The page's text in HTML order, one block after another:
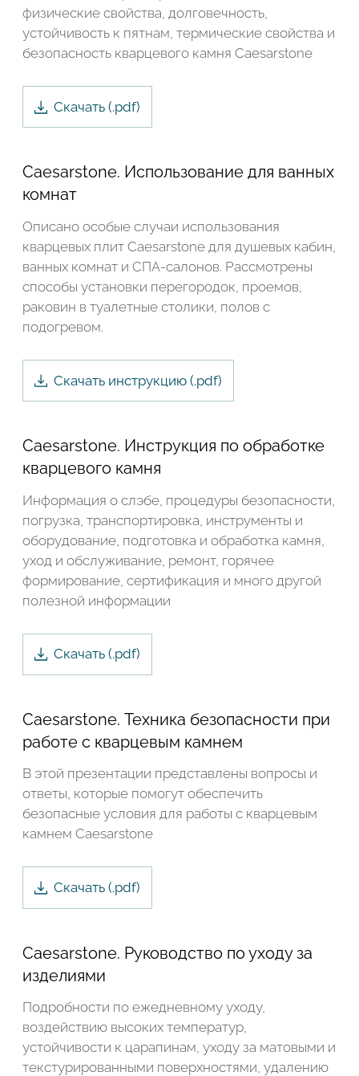
физические свойства, долговечность,
устойчивость к пятнам, термические свойства и
безопасность кварцевого камня Caesarstone
Скачать (.pdf)
Caesarstone. Использование для ванных
комнат
Описано особые случаи использования
кварцевых плит Caesarstone для душевых кабин,
ванных комнат и СПА-салонов. Рассмотрены
способы установки перегородок, проемов,
раковин в туалетные столики, полов с
подогревом.
Скачать инструкцию (.pdf)
Caesarstone. Инструкция по обработке
кварцевого камня
Информация о слэбе, процедуры безопасности,
погрузка, транспортировка, инструменты и
оборудование, подготовка и обработка камня,
уход и обслуживание, ремонт, горячее
формирование, сертификация и много другой
полезной информации
Скачать (.pdf)
Caesarstone. Техника безопасности при
работе с кварцевым камнем
В этой презентации представлены вопросы и
ответы, которые помогут обеспечить
безопасные условия для работы с кварцевым
камнем Caesarstone
Скачать (.pdf)
Caesarstone. Руководство по уходу за
изделиями
Подробности по ежедневному уходу,
воздействию высоких температур,
устойчивости к царапинам, уходу за матовыми и
текстурированными поверхностями, удалению